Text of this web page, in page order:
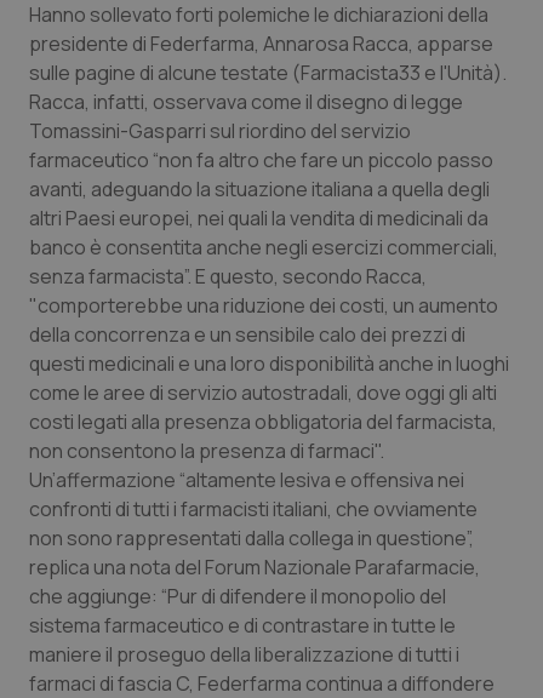
Calabria
Campania
Emilia-Romagna
Friuli Venezia Giulia
Lazio
Liguria
Lombardia
Marche
Molise
Piemonte
Provincia Autonoma di Bolzano
Asma & BPCO
Car-T
Colesterolo & coronaropatie
Dermatite Atopica
Diabete & glucometri
Disturbi dell’umore
Dolore
Donna & Salute
Epatiti
HIV
Infezioni & Febbre
Hanno sollevato forti polemiche le dichiarazioni della
presidente di Federfarma, Annarosa Racca, apparse
sulle pagine di alcune testate (Farmacista33 e l'Unità).
Racca, infatti, osservava come il disegno di legge
Tomassini-Gasparri sul riordino del servizio
farmaceutico “non fa altro che fare un piccolo passo
avanti, adeguando la situazione italiana a quella degli
altri Paesi europei, nei quali la vendita di medicinali da
banco è consentita anche negli esercizi commerciali,
senza farmacista”. E questo, secondo Racca,
"comporterebbe una riduzione dei costi, un aumento
della concorrenza e un sensibile calo dei prezzi di
questi medicinali e una loro disponibilità anche in luoghi
come le aree di servizio autostradali, dove oggi gli alti
costi legati alla presenza obbligatoria del farmacista,
non consentono la presenza di farmaci".
Un’affermazione “altamente lesiva e offensiva nei
confronti di tutti i farmacisti italiani, che ovviamente
non sono rappresentati dalla collega in questione”,
replica una nota del Forum Nazionale Parafarmacie,
che aggiunge: “Pur di difendere il monopolio del
sistema farmaceutico e di contrastare in tutte le
maniere il proseguo della liberalizzazione di tutti i
farmaci di fascia C, Federfarma continua a diffondere